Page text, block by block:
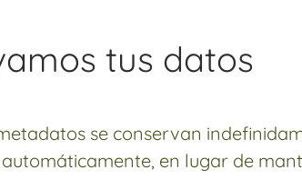
tus datos
se conservan
en lugar de